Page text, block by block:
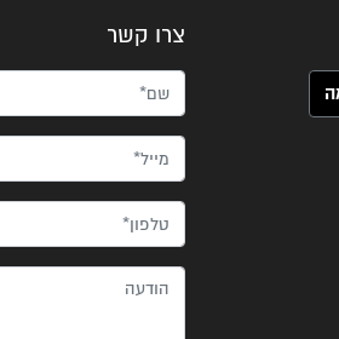
צרו קשר
שם*
מייל*
טלפון*
הודעה